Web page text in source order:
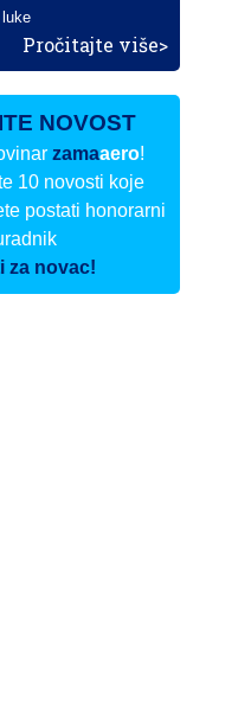
Pročitajte više>
NOVOST
zamaaero!
10 novosti koje
postati honorarni
za novac!